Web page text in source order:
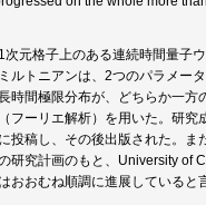
次元格子上のある連続時間量子
ルトニアンは、2つのパラメー
時間極限分布が、どちらか一
フーリエ解析）を用いた。研
投稿し、その後出版された。
研究計画のもと、University of
おおむね順調に進展していると